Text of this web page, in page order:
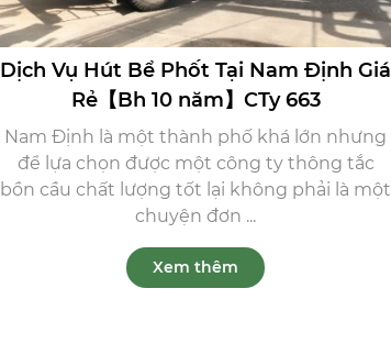
Dịch Vụ Hút Bể Phốt Tại Nam Định Giá
Rẻ【Bh 10 năm】CTy 663
Nam Định là một thành phố khá lớn nhưng
để lựa chọn được một công ty thông tắc
bồn cầu chất lượng tốt lại không phải là một
chuyện đơn ...
Xem thêm